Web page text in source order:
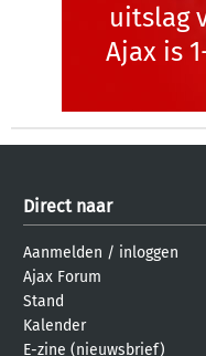
uitslag
Ajax is
Direct naar
Aanmelden / inloggen
Ajax Forum
Stand
Kalender
E-zine (nieuwsbrief)